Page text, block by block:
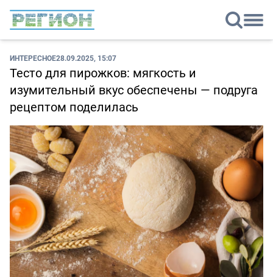
ИНТЕРЕСНОЕ28.09.2025, 15:07
Тесто для пирожков: мягкость и
изумительный вкус обеспечены — подруга
рецептом поделилась